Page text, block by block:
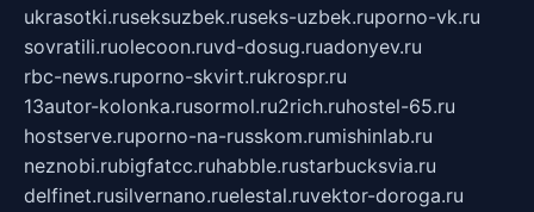
ukrasotki.ruseksuzbek.ruseks-uzbek.ruporno-vk.ru
sovratili.ruolecoon.ruvd-dosug.ruadonyev.ru
rbc-news.ruporno-skvirt.rukrospr.ru
13autor-kolonka.rusormol.ru2rich.ruhostel-65.ru
hostserve.ruporno-na-russkom.rumishinlab.ru
neznobi.rubigfatcc.ruhabble.rustarbucksvia.ru
delfinet.rusilvernano.ruelestal.ruvektor-doroga.ru